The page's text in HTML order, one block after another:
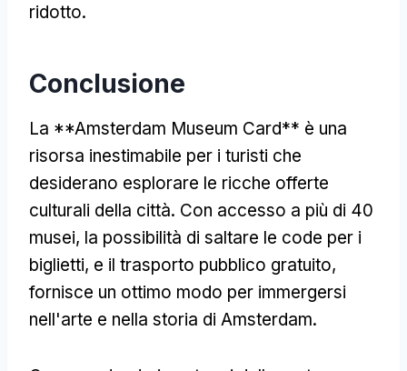
ridotto.
Conclusione
La **Amsterdam Museum Card** è una
risorsa inestimabile per i turisti che
desiderano esplorare le ricche offerte
culturali della città. Con accesso a più di 40
musei, la possibilità di saltare le code per i
biglietti, e il trasporto pubblico gratuito,
fornisce un ottimo modo per immergersi
nell'arte e nella storia di Amsterdam.